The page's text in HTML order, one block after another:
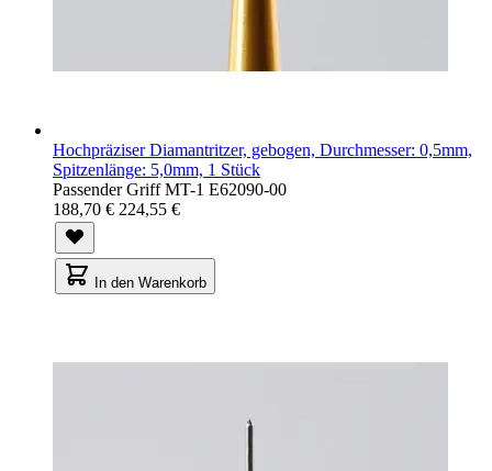
Hochpräziser Diamantritzer, gebogen, Durchmesser: 0,5mm,
Spitzenlänge: 5,0mm, 1 Stück
Passender Griff MT-1 E62090-00
188,70 € 224,55 €
In den Warenkorb